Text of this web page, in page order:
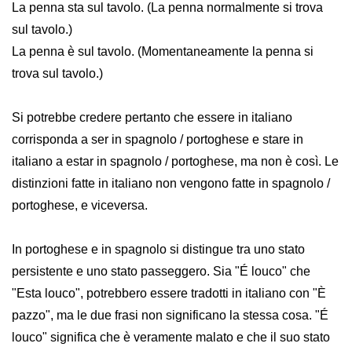
La penna sta sul tavolo. (La penna normalmente si trova
sul tavolo.)
La penna è sul tavolo. (Momentaneamente la penna si
trova sul tavolo.)
Si potrebbe credere pertanto che essere in italiano
corrisponda a ser in spagnolo / portoghese e stare in
italiano a estar in spagnolo / portoghese, ma non è così. Le
distinzioni fatte in italiano non vengono fatte in spagnolo /
portoghese, e viceversa.
In portoghese e in spagnolo si distingue tra uno stato
persistente e uno stato passeggero. Sia "É louco" che
"Esta louco", potrebbero essere tradotti in italiano con "È
pazzo", ma le due frasi non significano la stessa cosa. "É
louco" significa che è veramente malato e che il suo stato